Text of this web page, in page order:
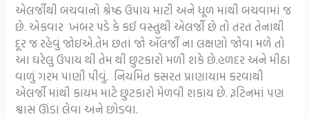
એલર્જીથી બચવાનો શ્રેષ્ઠ ઉપાય માટી અને ધૂળ માંથી બચવામાં જ
છે. એકવાર ખબર પડે કે કઈ વસ્તુથી એલર્જી છે તો તરત તેનાથી
દૂર જ રહેવું જોઇએ.તેમ છતાં જો ઍલર્જી ના લક્ષણો જોવા મળે તો
આ ઘરેલુ ઉપાય થી તેમ થી છુટકારો મળી શકે છે.હળદર અને મીઠા
વાળું ગરમ પાણી પીવું. નિયમિત કસરત પ્રાણાયામ કરવાથી
એલર્જી માંથી કાયમ માટે છુટકારો મેળવી શકાય છે. રૂટિનમાં પણ
શ્વાસ ઊંડા લેવા અને છોડવા.